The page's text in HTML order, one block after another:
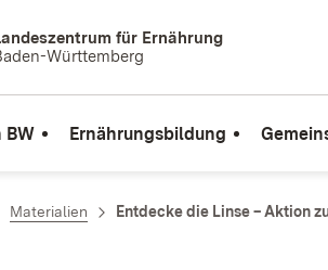
für Ernährung
Württemberg
BW Ernährungsbildung
Materialien Entdecke die Linse – Aktion